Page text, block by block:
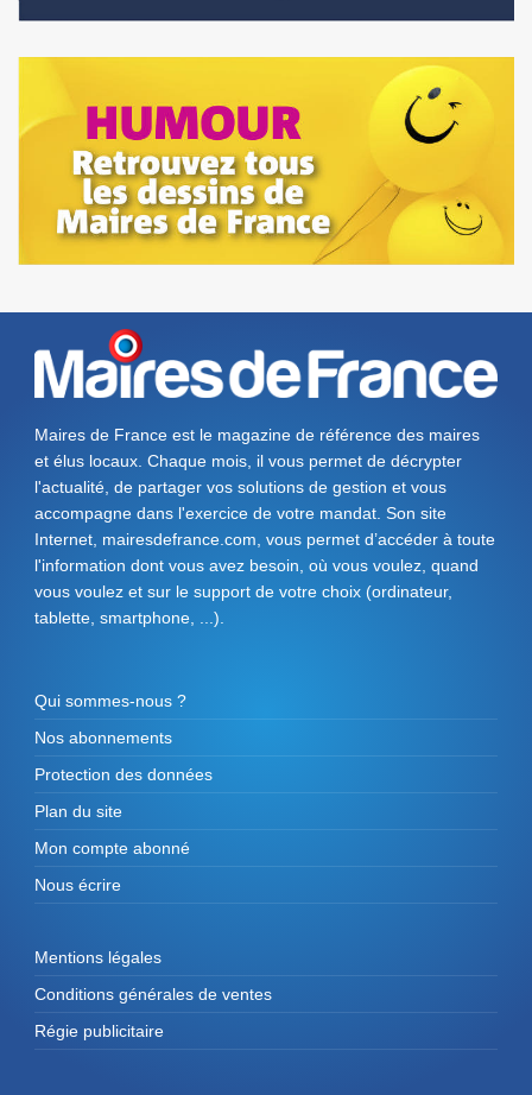
Maires de France est le magazine de référence des maires
et élus locaux. Chaque mois, il vous permet de décrypter
l'actualité, de partager vos solutions de gestion et vous
accompagne dans l'exercice de votre mandat. Son site
Internet, mairesdefrance.com, vous permet d’accéder à toute
l'information dont vous avez besoin, où vous voulez, quand
vous voulez et sur le support de votre choix (ordinateur,
tablette, smartphone, ...).
Qui sommes-nous ?
Nos abonnements
Protection des données
Plan du site
Mon compte abonné
Nous écrire
Mentions légales
Conditions générales de ventes
Régie publicitaire